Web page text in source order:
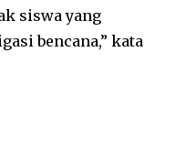
siswa yang
bencana,” kata